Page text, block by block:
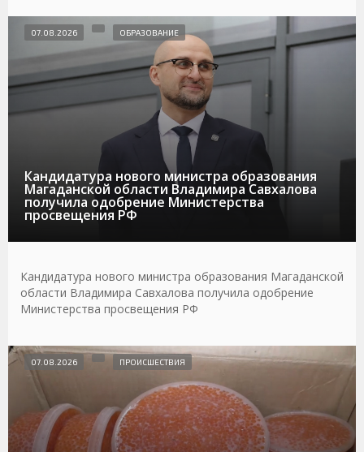
Кандидатура нового министра образования
Магаданской области Владимира Савхалова
получила одобрение Министерства
просвещения РФ
07.08.2026 ОБРАЗОВАНИЕ
Кандидатура нового министра образования Магаданской
области Владимира Савхалова получила одобрение
Министерства просвещения РФ
07.08.2026 ПРОИСШЕСТВИЯ